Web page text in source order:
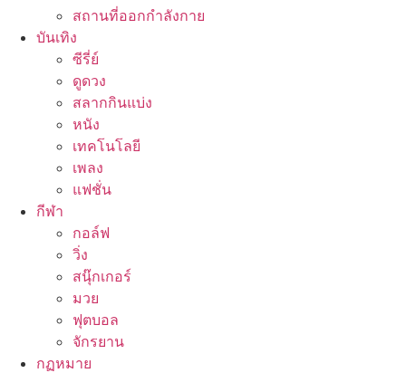
สถานที่ออกกำลังกาย
บันเทิง
ซีรี่ย์
ดูดวง
สลากกินแบ่ง
หนัง
เทคโนโลยี
เพลง
แฟชั่น
กีฬา
กอล์ฟ
วิ่ง
สนุ๊กเกอร์
มวย
ฟุตบอล
จักรยาน
กฏหมาย